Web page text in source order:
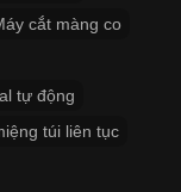
cắt màng co
tự động
túi liên tục